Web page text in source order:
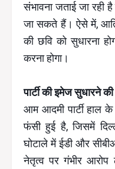
संभावना जताई जा रही
जा सकते हैं। ऐसे में,
की छवि को सुधारना
करना होगा।
पार्टी की इमेज सुधारने
आम आदमी पार्टी हाल के
फंसी हुई है, जिसमें
घोटाले में ईडी और
नेतृत्व पर गंभीर